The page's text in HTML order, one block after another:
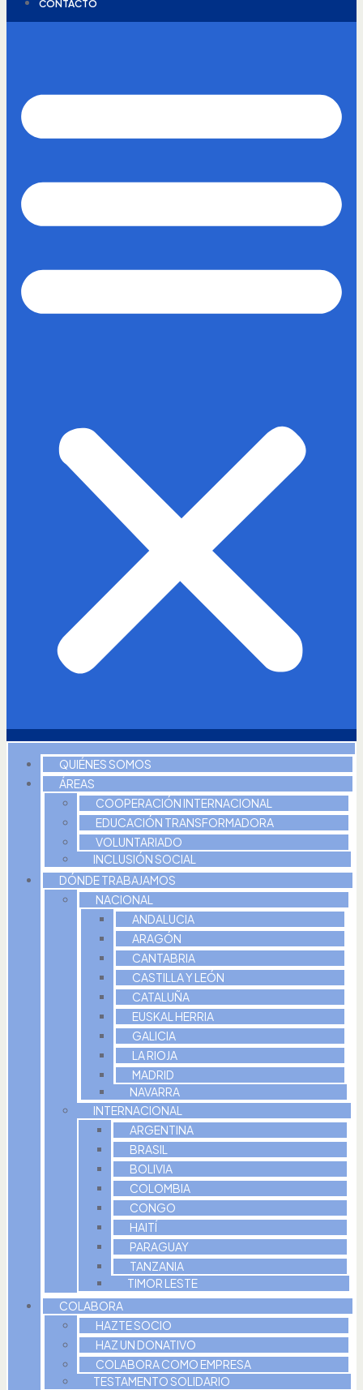
CONTACTO
QUIÉNES SOMOS
ÁREAS
COOPERACIÓN INTERNACIONAL
EDUCACIÓN TRANSFORMADORA
VOLUNTARIADO
INCLUSIÓN SOCIAL
DÓNDE TRABAJAMOS
NACIONAL
ANDALUCIA
ARAGÓN
CANTABRIA
CASTILLA Y LEÓN
CATALUÑA
EUSKAL HERRIA
GALICIA
LA RIOJA
MADRID
NAVARRA
INTERNACIONAL
ARGENTINA
BRASIL
BOLIVIA
COLOMBIA
CONGO
HAITÍ
PARAGUAY
TANZANIA
TIMOR LESTE
COLABORA
HAZTE SOCIO
HAZ UN DONATIVO
COLABORA COMO EMPRESA
TESTAMENTO SOLIDARIO